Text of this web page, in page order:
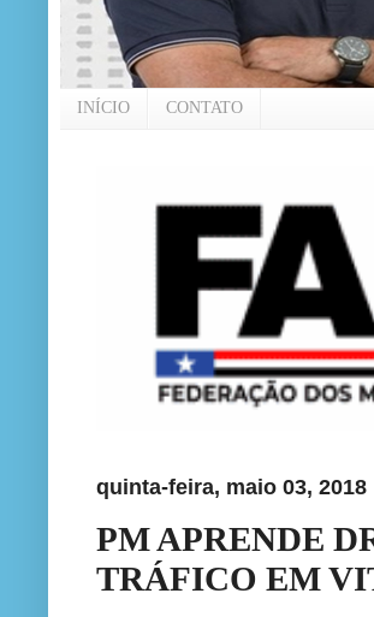
INÍCIO CONTATO
quinta-feira, maio 03, 2018
PM APRENDE
TRÁFICO EM